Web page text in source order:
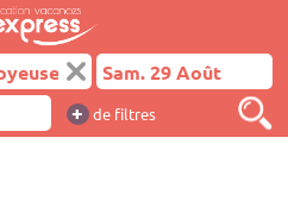
+ de filtres